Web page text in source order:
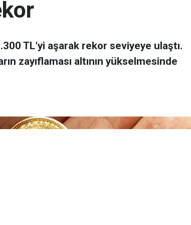
TL’yi aşarak rekor seviyeye ulaştı.
zayıflaması altının yükselmesinde